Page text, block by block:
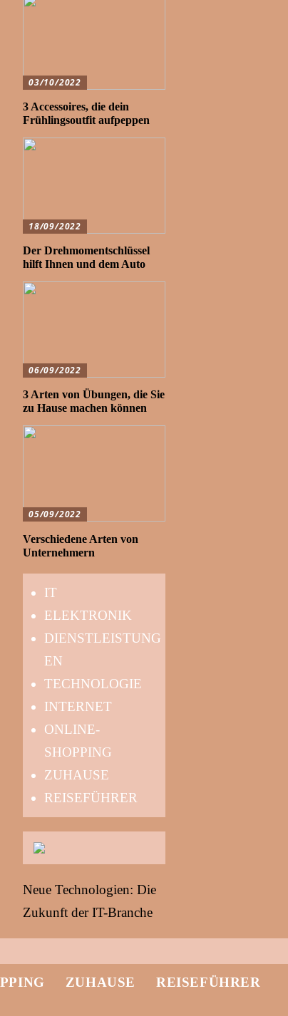
03/10/2022
3 Accessoires, die dein
Frühlingsoutfit aufpeppen
18/09/2022
Der Drehmomentschlüssel
hilft Ihnen und dem Auto
06/09/2022
3 Arten von Übungen, die Sie
zu Hause machen können
05/09/2022
Verschiedene Arten von
Unternehmern
IT
ELEKTRONIK
DIENSTLEISTUNG
EN
TECHNOLOGIE
INTERNET
ONLINE-
SHOPPING
ZUHAUSE
REISEFÜHRER
Neue Technologien: Die
Zukunft der IT-Branche
ZUHAUSE REISEFÜHRER